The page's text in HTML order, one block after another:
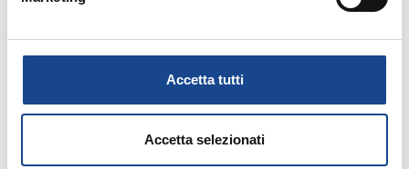
Accetta tutti
Accetta selezionati
la rispettiva denominazione e il quesito così come approvato
Cassazione.
Ciascun elettore ha diritto di esprimere il voto, con la matita
risposta da lui prescelta ["SI" o "NO"].
Votando SI, il cittadino esprime la volontà di abrogare le norme
sottoposte a referendum; votando NO esprime la volontà di